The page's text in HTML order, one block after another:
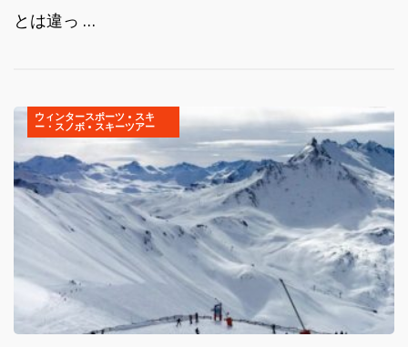
とは違っ …
ウィンタースポーツ • スキ
ー・スノボ • スキーツアー